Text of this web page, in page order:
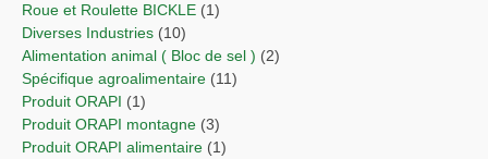
Roue et Roulette BICKLE (1)
Diverses Industries (10)
Alimentation animal ( Bloc de sel ) (2)
Spécifique agroalimentaire (11)
Produit ORAPI (1)
Produit ORAPI montagne (3)
Produit ORAPI alimentaire (1)